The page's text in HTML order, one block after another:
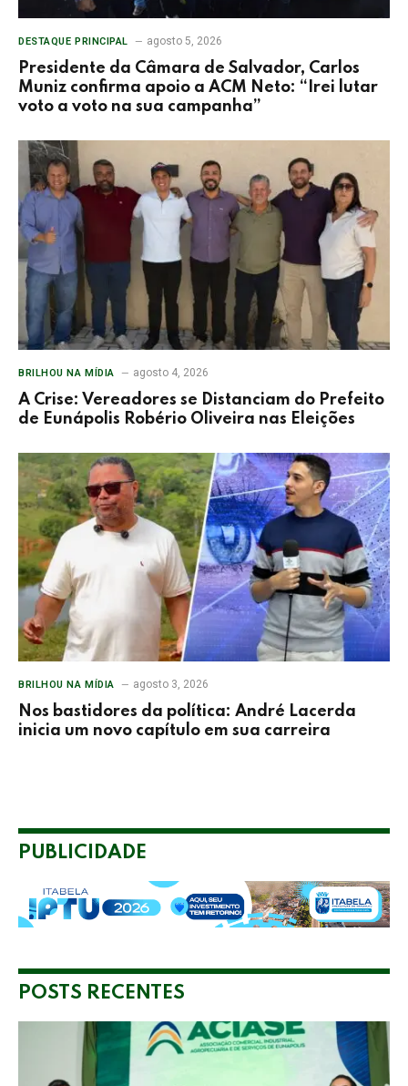
DESTAQUE PRINCIPAL agosto 5, 2026
Presidente da Câmara de Salvador, Carlos
Muniz confirma apoio a ACM Neto: “Irei lutar
voto a voto na sua campanha”
BRILHOU NA MÍDIA agosto 4, 2026
A Crise: Vereadores se Distanciam do Prefeito
de Eunápolis Robério Oliveira nas Eleições
BRILHOU NA MÍDIA agosto 3, 2026
Nos bastidores da política: André Lacerda
inicia um novo capítulo em sua carreira
PUBLICIDADE
POSTS RECENTES